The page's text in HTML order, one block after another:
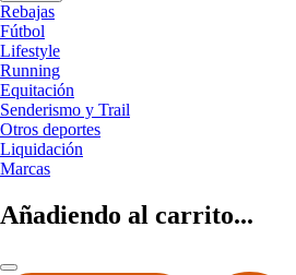
Rebajas
Fútbol
Lifestyle
Running
Equitación
Senderismo y Trail
Otros deportes
Liquidación
Marcas
Añadiendo al carrito...